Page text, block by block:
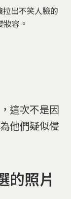
出不笑人臉的
容。
這次不是因
他們疑似侵
的照片